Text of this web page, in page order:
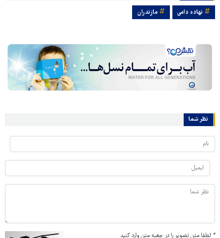
نهاده دامی مازندران
نظر شما
* لطفا متن تصویر را در جعبه متن وارد کنید